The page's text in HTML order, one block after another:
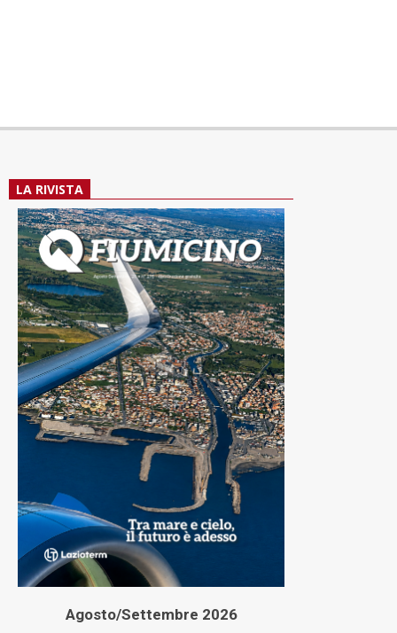
LA RIVISTA
Agosto/Settembre 2026